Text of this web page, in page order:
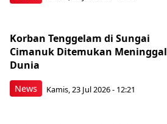
News
Korban Tenggelam di Sungai
Cimanuk Ditemukan Meninggal
Dunia
Kamis, 23 Jul 2026 - 12:21